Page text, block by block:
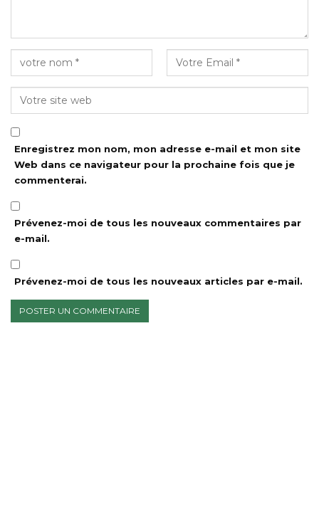
Enregistrez mon nom, mon adresse e-mail et mon site
Web dans ce navigateur pour la prochaine fois que je
commenterai.
Prévenez-moi de tous les nouveaux commentaires par
e-mail.
Prévenez-moi de tous les nouveaux articles par e-mail.